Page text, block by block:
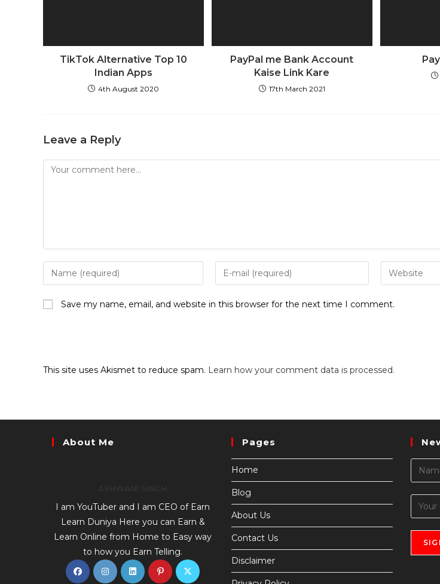
TikTok Alternative Top 10
Indian Apps
4th August 2020
PayPal me Bank Account
Kaise Link Kare
17th March 2021
Leave a Reply
Save my name, email, and website in this browser for the next time I comment.
This site uses Akismet to reduce spam. Learn how your comment data is processed.
About Me
I am YouTuber and I am CEO of Earn
Learn Duniya Here you can Earn &
Learn Online from Home to Easy way
to how you Earn Telling.
Pages
Home
Blog
About Us
Contact Us
Disclaimer